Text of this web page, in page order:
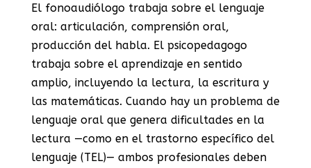
El fonoaudiólogo trabaja sobre el lenguaje
oral: articulación, comprensión oral,
producción del habla. El psicopedagogo
trabaja sobre el aprendizaje en sentido
amplio, incluyendo la lectura, la escritura y
las matemáticas. Cuando hay un problema de
lenguaje oral que genera dificultades en la
lectura —como en el trastorno específico del
lenguaje (TEL)— ambos profesionales deben